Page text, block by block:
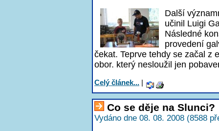
Další
učinil Luigi
Následné
provedení
čekat. Teprve tehdy se začal z
obor. který nesloužil jen
Celý článek... |
Co se děje na Slunci?
Vydáno dne 08. 08. 2008 (8588